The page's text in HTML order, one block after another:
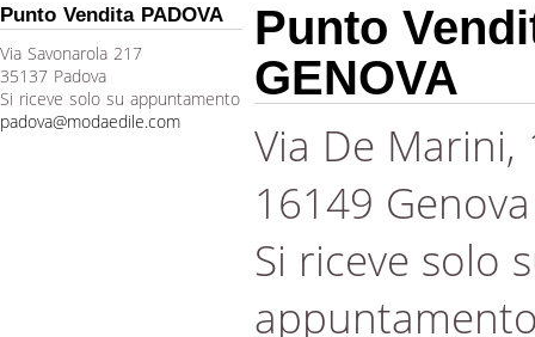
Punto Vendita PADOVA
Via Savonarola 217
35137 Padova
Si riceve solo su appuntamento
padova@modaedile.com
Punto
GENOVA
Via De Marini,
16149 Genova
Si riceve solo